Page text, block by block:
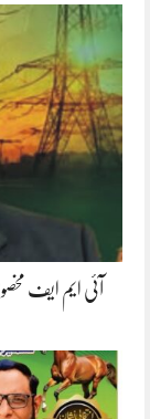
آئی ایم ایف